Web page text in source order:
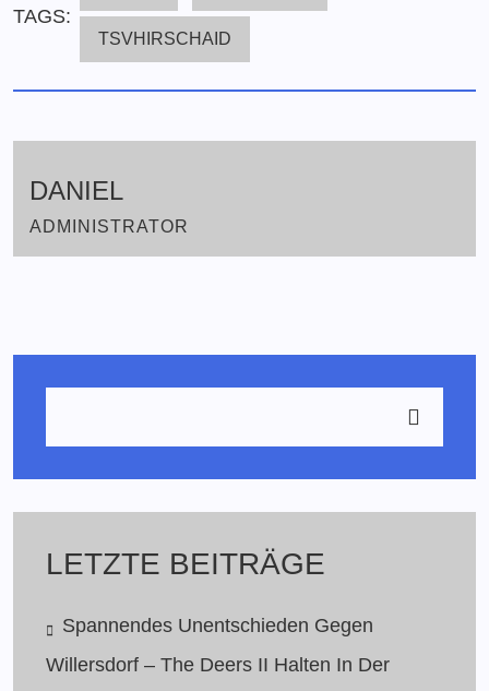
TAGS:
TSVHIRSCHAID
DANIEL
ADMINISTRATOR
LETZTE BEITRÄGE
Spannendes Unentschieden Gegen
Willersdorf – The Deers II Halten In Der